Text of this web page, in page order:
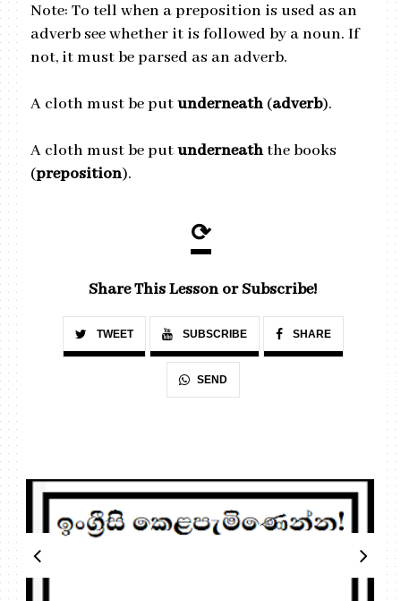
Note: To tell when a preposition is used as an
adverb see whether it is followed by a noun. If
not, it must be parsed as an adverb.
A cloth must be putunderneath (adverb).
A cloth must be putunderneaththe books
(preposition).
⟳
Share This Lesson or Subscribe!
TWEET SUBSCRIBE SHARE
SEND